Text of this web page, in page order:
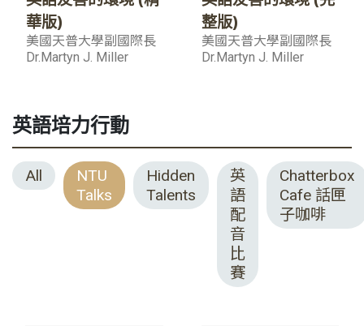
華版)
美國天普大學副國際長
Dr.Martyn J. Miller
整版)
美國天普大學副國際長
Dr.Martyn J. Miller
英語培力行動
All
NTU
Talks
Hidden
Talents
英
語
配
音
比
賽
Chatterbox
Cafe 話匣
子咖啡